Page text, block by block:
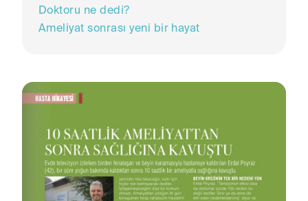
Doktoru ne dedi?
Ameliyat sonrası yeni bir hayat